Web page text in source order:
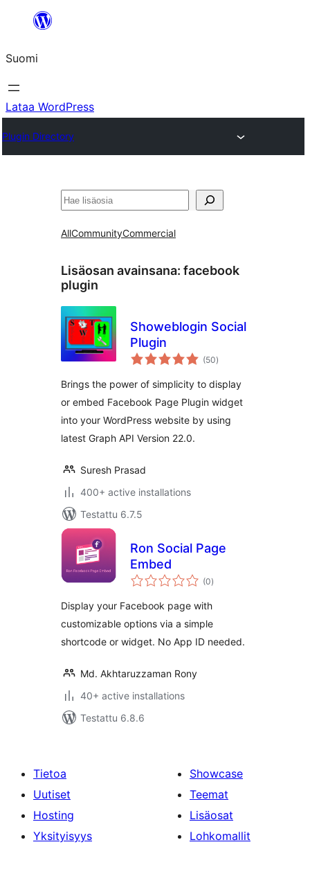
Suomi
Lataa WordPress
Plugin Directory
Etsi
AllCommunityCommercial
Lisäosan avainsana: facebook
plugin
Showeblogin Social
Plugin
(50arvosanat
yhteensä
)
Brings the power of simplicity to display
or embed Facebook Page Plugin widget
into your WordPress website by using
latest Graph API Version 22.0.
Suresh Prasad
400+ active installations
Testattu 6.7.5
Ron Social Page
Embed
(0arvosanat
yhteensä
)
Display your Facebook page with
customizable options via a simple
shortcode or widget. No App ID needed.
Md. Akhtaruzzaman Rony
40+ active installations
Testattu 6.8.6
Tietoa
Uutiset
Hosting
Yksityisyys
Showcase
Teemat
Lisäosat
Lohkomallit